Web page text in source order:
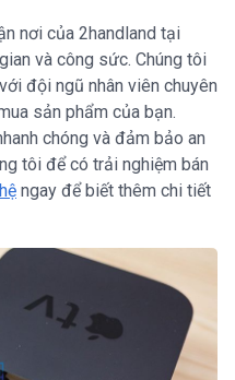
nơi của 2handland tại
và công sức. Chúng tôi
đội ngũ nhân viên chuyên
sản phẩm của bạn.
chóng và đảm bảo an
tôi để có trải nghiệm bán
ngay để biết thêm chi tiết